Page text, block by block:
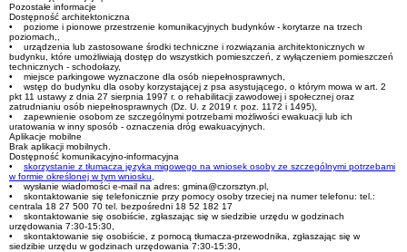
Pozostałe informacje
Dostępność architektoniczna
• poziome i pionowe przestrzenie komunikacyjnych budynków - korytarze na trzech
poziomach,,
• urządzenia lub zastosowane środki techniczne i rozwiązania architektonicznych w
budynku, które umożliwiają dostęp do wszystkich pomieszczeń, z wyłączeniem pomieszczeń
technicznych - schodołazy,
• miejsce parkingowe wyznaczone dla osób niepełnosprawnych,
• wstęp do budynku dla osoby korzystającej z psa asystującego, o którym mowa w art. 2
pkt 11 ustawy z dnia 27 sierpnia 1997 r. o rehabilitacji zawodowej i społecznej oraz
zatrudnianiu osób niepełnosprawnych (Dz. U. z 2019 r. poz. 1172 i 1495),
• zapewnienie osobom ze szczególnymi potrzebami możliwości ewakuacji lub ich
uratowania w inny sposób - oznaczenia dróg ewakuacyjnych.
Aplikacje mobilne
Brak aplikacji mobilnych.
Dostępność komunikacyjno-informacyjna
• skorzystanie z tłumacza języka migowego na wniosek osoby ze szczególnymi potrzebami
w formie określonej w tym wniosku,
• wysłanie wiadomości e-mail na adres: gmina@czorsztyn.pl,
• skontaktowanie się telefonicznie przy pomocy osoby trzeciej na numer telefonu: tel.:
centrala 18 27 500 70 tel. bezpośredni 18 52 182 17
• skontaktowanie się osobiście, zgłaszając się w siedzibie urzędu w godzinach
urzędowania 7:30-15:30,
• skontaktowanie się osobiście, z pomocą tłumacza-przewodnika, zgłaszając się w
siedzibie urzędu w godzinach urzędowania 7:30-15:30,